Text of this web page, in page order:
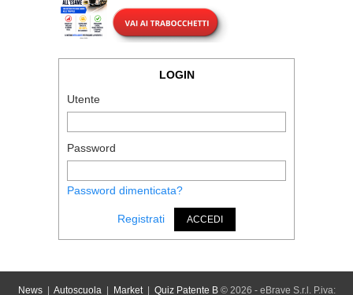
LOGIN
Utente
Password
Password dimenticata?
Registrati ACCEDI
News| Autoscuola| Market| Quiz Patente B© 2026 - eBrave S.r.l. P.iva: